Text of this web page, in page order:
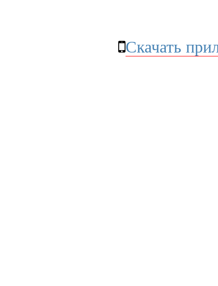
Скачать